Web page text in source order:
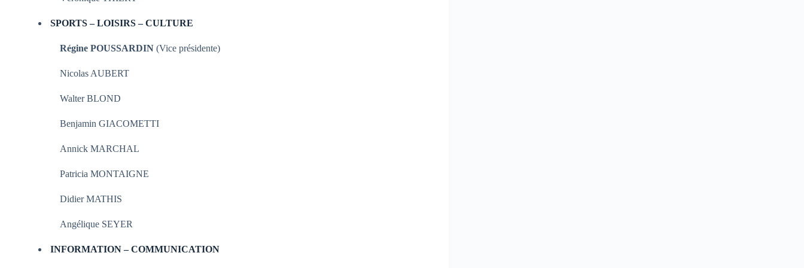
SPORTS – LOISIRS – CULTURE
Régine POUSSARDIN (Vice présidente)
Nicolas AUBERT
Walter BLOND
Benjamin GIACOMETTI
Annick MARCHAL
Patricia MONTAIGNE
Didier MATHIS
Angélique SEYER
INFORMATION – COMMUNICATION